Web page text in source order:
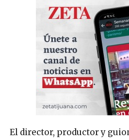
El director, productor y